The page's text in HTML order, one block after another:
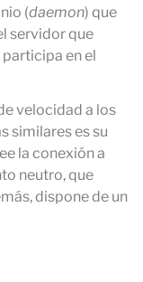
2022
2022
(daemon) que
servidor que
en el
velocidad a los
similares es su
la conexión a
neutro, que
dispone de un